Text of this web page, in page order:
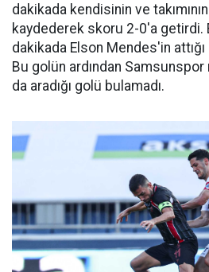
dakikada kendisinin ve
kaydederek skoru 2-0'a getirdi.
dakikada Elson Mendes'in attığı
Bu golün ardından
da aradığı golü bulamadı.